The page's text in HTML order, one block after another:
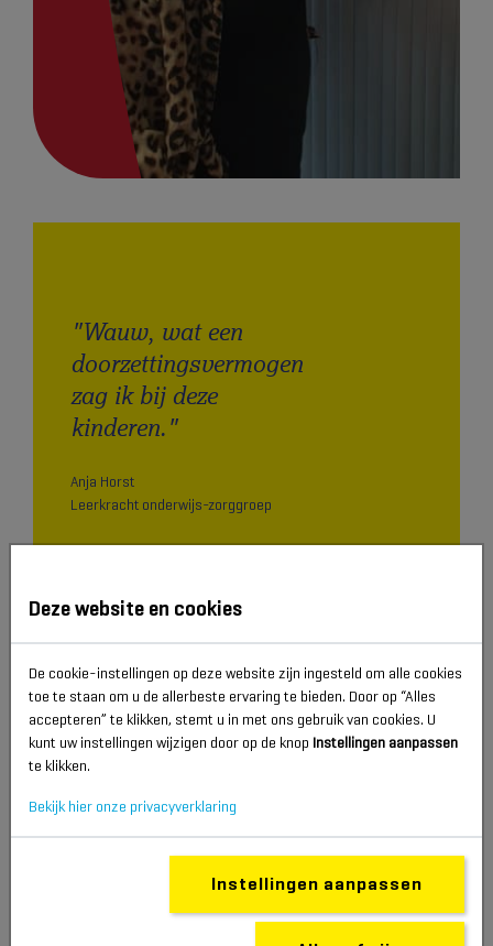
"Wauw, wat een
doorzettings­vermogen
zag ik bij deze
kinderen."
Anja Horst
Leerkracht onderwijs-zorggroep
Deze website en cookies
De cookie-instellingen op deze website zijn ingesteld om alle cookies
toe te staan om u de allerbeste ervaring te bieden. Door op “Alles
accepteren” te klikken, stemt u in met ons gebruik van cookies. U
kunt uw instellingen wijzigen door op de knop Instellingen aanpassen
te klikken.
Bekijk hier onze privacyverklaring
Instellingen aanpassen